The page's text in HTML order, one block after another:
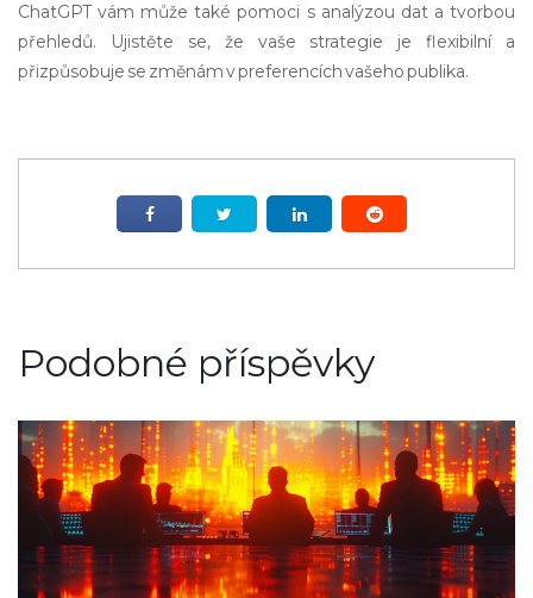
ChatGPT vám může také pomoci s analýzou dat a tvorbou
přehledů. Ujistěte se, že vaše strategie je flexibilní a
přizpůsobuje se změnám v preferencích vašeho publika.
Podobné příspěvky